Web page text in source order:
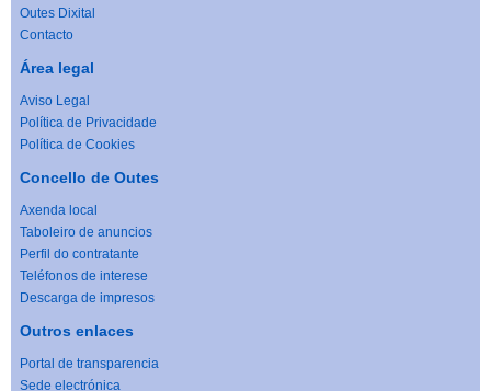
Outes Dixital
Contacto
Área legal
Aviso Legal
Política de Privacidade
Política de Cookies
Concello de Outes
Axenda local
Taboleiro de anuncios
Perfil do contratante
Teléfonos de interese
Descarga de impresos
Outros enlaces
Portal de transparencia
Sede electrónica